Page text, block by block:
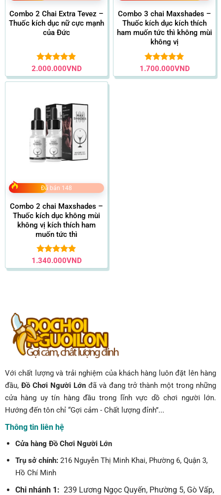
Combo 2 Chai Extra Tevez –
Thuốc kích dục nữ cực mạnh
của Đức
Được xếp
hạng4.80
5 sao
2.000.000VND
Combo 3 chai Maxshades –
Thuốc kích dục kích thích
ham muốn tức thì không mùi
không vị
Được xếp
hạng4.86
1.700.000VND
Đã bán 148
Combo 2 chai Maxshades –
Thuốc kích dục không mùi
không vị kích thích ham
muốn tức thì
Được xếp
hạng4.87
1.340.000VND
Với chất lượng và trải nghiệm của khách hàng luôn đặt lên hàng
đầu, Đồ Chơi Người Lớnđã và đang trở thành một trong những
cửa hàng uy tín hàng đầu trong lĩnh vực dồ chơi người lớn.
Hướng đến tôn chỉ “Gợi cảm - Chất lượng đỉnh”...
Thông tin liên hệ
Cửa hàng Đồ Chơi Người Lớn
Trụ sở chính: 216 Nguyễn Thị Minh Khai, Phường 6, Quận 3,
Hồ Chí Minh
Chi nhánh 1: 239 Lương Ngọc Quyến, Phường 5, Gò Vấp,